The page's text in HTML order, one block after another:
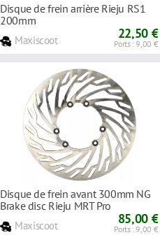
Disque de frein arrière Rieju RS1
200mm
Maxiscoot 22,50 €
Ports : 9,00 €
Disque de frein avant 300mm NG
Brake disc Rieju MRT Pro
Maxiscoot 85,00 €
Ports : 9,00 €